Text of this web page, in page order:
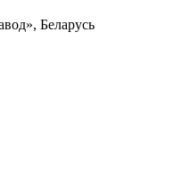
Беларусь